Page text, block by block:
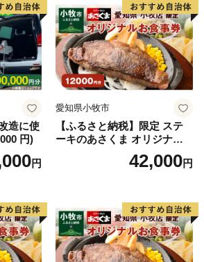
の寄附を行った場合でも、その都度
とができます。受け取り回数の制限
寄附金の納付確定後、委託事業者を
いたします。お届け時期は、各お礼
認ください。
期を早める等の個別対応はいたしか
返送となったお礼品については、再
ねます。
有無に関わらず 全寄附者へ「寄附
ハガキ）のみ」送付します。
制度の適用を希望される場合は、送
証明書（圧着ハガキ）」の案内に従
造に使
円)
円
愛知県小牧市
【ふるさと納税】限定 ステ
ーキのあさくま オリジナル
お食事券 12000円 お好きなメ
ニュー 好きなだけ コーンス
県 小牧店 小牧市 チケット 送
料無料
42,000円